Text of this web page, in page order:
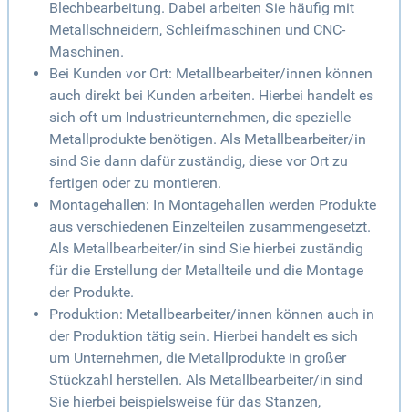
Blechbearbeitung. Dabei arbeiten Sie häufig mit
Metallschneidern, Schleifmaschinen und CNC-
Maschinen.
Bei Kunden vor Ort: Metallbearbeiter/innen können
auch direkt bei Kunden arbeiten. Hierbei handelt es
sich oft um Industrieunternehmen, die spezielle
Metallprodukte benötigen. Als Metallbearbeiter/in
sind Sie dann dafür zuständig, diese vor Ort zu
fertigen oder zu montieren.
Montagehallen: In Montagehallen werden Produkte
aus verschiedenen Einzelteilen zusammengesetzt.
Als Metallbearbeiter/in sind Sie hierbei zuständig
für die Erstellung der Metallteile und die Montage
der Produkte.
Produktion: Metallbearbeiter/innen können auch in
der Produktion tätig sein. Hierbei handelt es sich
um Unternehmen, die Metallprodukte in großer
Stückzahl herstellen. Als Metallbearbeiter/in sind
Sie hierbei beispielsweise für das Stanzen,